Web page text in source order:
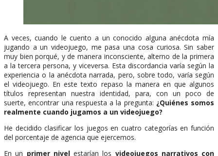
A veces, cuando le cuento a un conocido alguna anécdota mía
jugando a un videojuego, me pasa una cosa curiosa. Sin saber
muy bien porqué, y de manera inconsciente, alterno de la primera
a la tercera persona, y viceversa. Esta discordancia varía según la
experiencia o la anécdota narrada, pero, sobre todo, varía según
el videojuego. En este texto repaso la manera en que algunos
títulos representan nuestra identidad, para, con un poco de
suerte, encontrar una respuesta a la pregunta: ¿Quiénes somos
realmente cuando jugamos a un videojuego?
He decidido clasificar los juegos en cuatro categorías en función
del porcentaje de agencia que ejercemos.
En un primer nivelestarían los videojuegos narrativos con